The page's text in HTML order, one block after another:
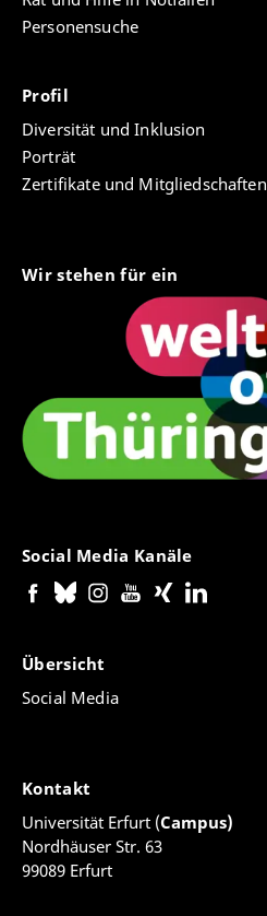
Personensuche
Profil
Diversität und Inklusion
Porträt
Zertifikate und Mitgliedschaften
Wir stehen für ein
Social Media Kanäle
Übersicht
Social Media
Kontakt
Universität Erfurt (Campus)
Nordhäuser Str. 63
99089 Erfurt